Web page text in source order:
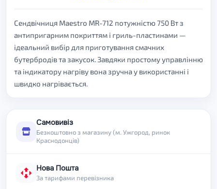
Сендвічниця Maestro MR-712 потужністю 750 Вт з
антипригарним покриттям і гриль-пластинами —
ідеальний вибір для приготування смачних
бутербродів та закусок. Завдяки простому управлінню
та індикатору нагріву вона зручна у використанні і
швидко нагрівається.
Самовивіз
Безкоштовно з магазину (м. Ужгород, ринок
Краснодонців)
Нова Пошта
За тарифами перевізника